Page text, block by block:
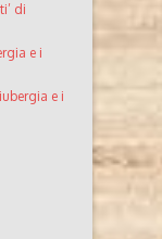
di
e i
e i